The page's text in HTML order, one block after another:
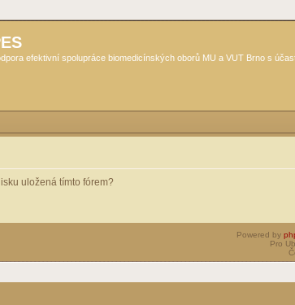
efektivní spolupráce biomedicínských oborů MU a VUT Brno s
uložená tímto fórem?
Powered by
Pro